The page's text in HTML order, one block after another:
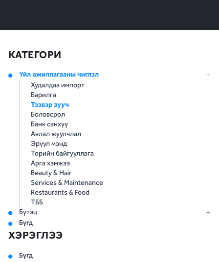
КАТЕГОРИ
Үйл ажиллагааны чиглэл
Худалдаа импорт
Барилга
Тээвэр зууч
Боловсрол
Банк санхүү
Аялал жуулчлал
Эрүүл мэнд
Төрийн байгууллага
Арга хэмжээ
Beauty & Hair
Services & Maintenance
Restaurants & Food
ТББ
Бүтэц
Бүгд
ХЭРЭГЛЭЭ
Бүгд